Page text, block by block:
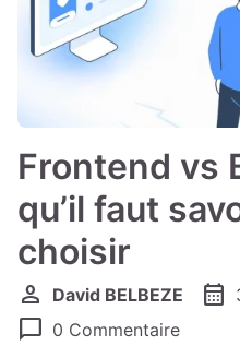
Frontend vs
qu’il faut
choisir
person David BELBEZE calendar_month
chat_bubble 0 Commentaire